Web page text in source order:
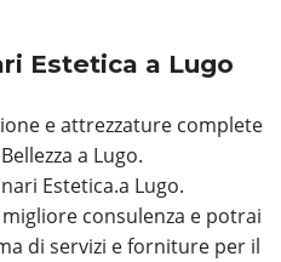
Estetica a Lugo
e attrezzature complete
a Lugo.
Estetica.a Lugo.
consulenza e potrai
di servizi e forniture per il